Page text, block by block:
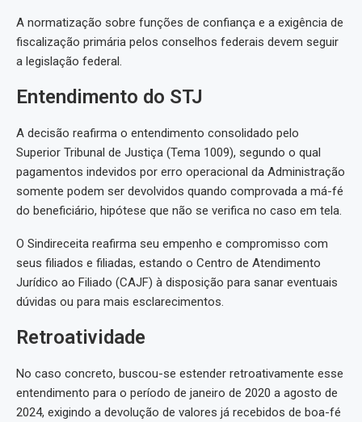
A normatização sobre funções de confiança e a exigência de
fiscalização primária pelos conselhos federais devem seguir
a legislação federal.
Entendimento do STJ
A decisão reafirma o entendimento consolidado pelo
Superior Tribunal de Justiça (Tema 1009), segundo o qual
pagamentos indevidos por erro operacional da Administração
somente podem ser devolvidos quando comprovada a má-fé
do beneficiário, hipótese que não se verifica no caso em tela.
O Sindireceita reafirma seu empenho e compromisso com
seus filiados e filiadas, estando o Centro de Atendimento
Jurídico ao Filiado (CAJF) à disposição para sanar eventuais
dúvidas ou para mais esclarecimentos.
Retroatividade
No caso concreto, buscou-se estender retroativamente esse
entendimento para o período de janeiro de 2020 a agosto de
2024, exigindo a devolução de valores já recebidos de boa-fé